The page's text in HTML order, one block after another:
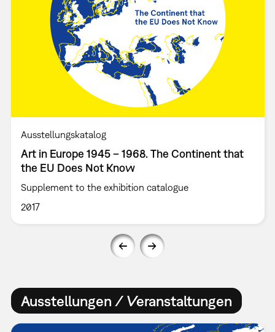
Ausstellungskatalog
Art in Europe 1945 – 1968. The Continent that
the EU Does Not Know
Supplement to the exhibition catalogue
2017
Ausstellungen / Veranstaltungen